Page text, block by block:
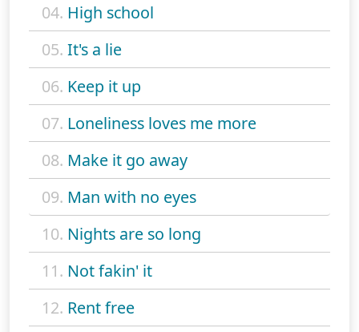
04. High school
05. It's a lie
06. Keep it up
07. Loneliness loves me more
08. Make it go away
09. Man with no eyes
10. Nights are so long
11. Not fakin' it
12. Rent free